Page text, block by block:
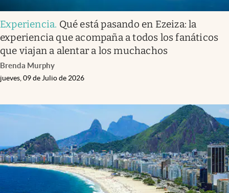
Experiencia. Qué está pasando en Ezeiza: la
experiencia que acompaña a todos los fanáticos
que viajan a alentar a los muchachos
Brenda Murphy
jueves, 09 de Julio de 2026